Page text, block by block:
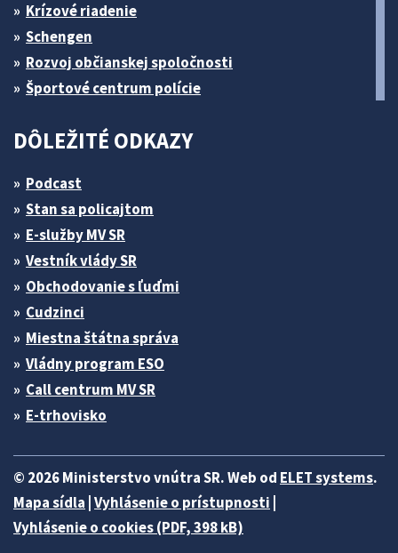
Krízové riadenie
Schengen
Rozvoj občianskej spoločnosti
Športové centrum polície
DÔLEŽITÉ ODKAZY
Podcast
Stan sa policajtom
E-služby MV SR
Vestník vlády SR
Obchodovanie s ľuďmi
Cudzinci
Miestna štátna správa
Vládny program ESO
Call centrum MV SR
E-trhovisko
© 2026 Ministerstvo vnútra SR. Web od ELET systems.
Mapa sídla Vyhlásenie o prístupnosti
Vyhlásenie o cookies (PDF, 398 kB)